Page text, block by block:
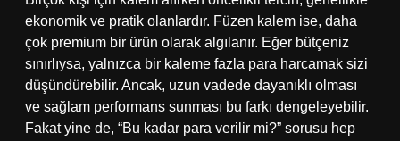
ekonomik ve pratik olanlardır. Füzen kalem ise, daha
çok premium bir ürün olarak algılanır. Eğer bütçeniz
sınırlıysa, yalnızca bir kaleme fazla para harcamak sizi
düşündürebilir. Ancak, uzun vadede dayanıklı olması
ve sağlam performans sunması bu farkı dengeleyebilir.
Fakat yine de, “Bu kadar para verilir mi?” sorusu hep